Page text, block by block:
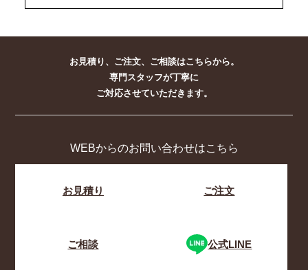
お見積り、ご注文、ご相談はこちらから。
専門スタッフが丁寧に
ご対応させていただきます。
WEBからのお問い合わせはこちら
お見積り ご注文
ご相談 公式LINE